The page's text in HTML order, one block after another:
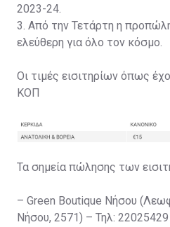
2023-24.
3. Από την Τετάρτη η
ελεύθερη για όλο τον κόσμο.
Οι τιμές εισιτηρίων όπως
ΚΟΠ
Τα σημεία πώλησης των
– Green Boutique Νήσου
Νήσου, 2571) – Τηλ: 22025429